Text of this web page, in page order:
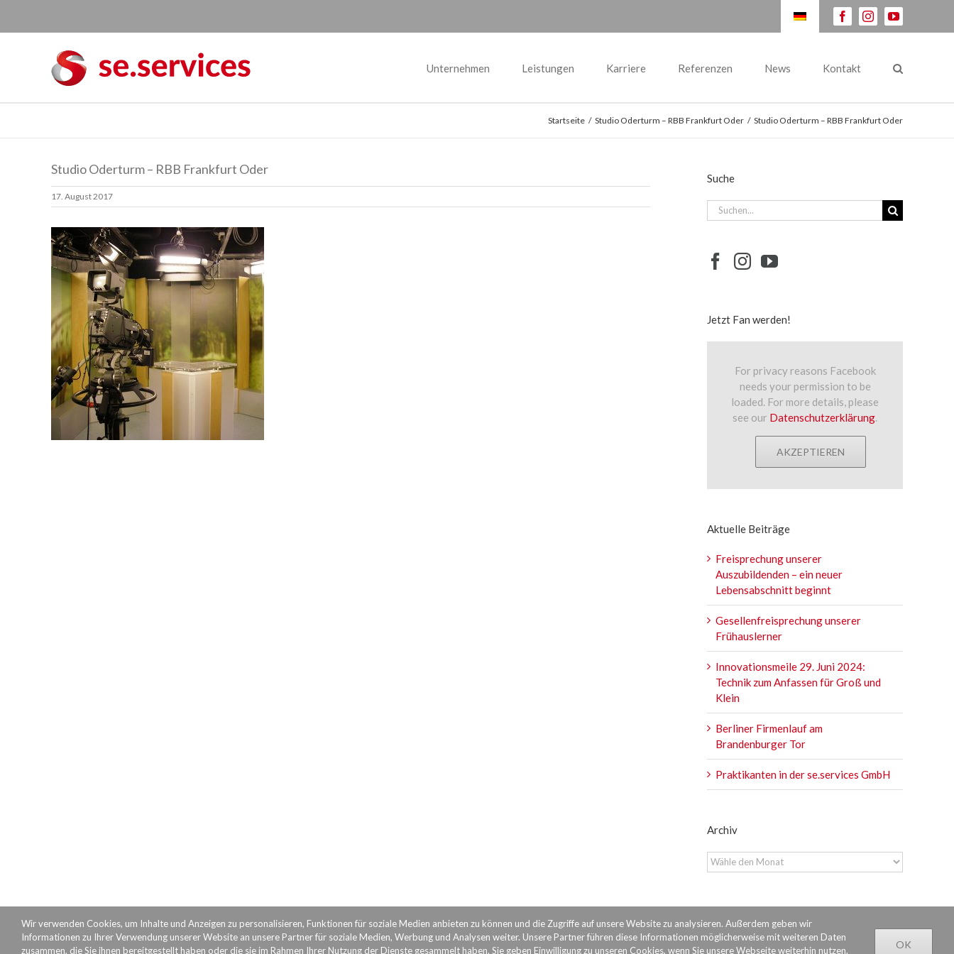
facebookinstagramyoutube
Unternehmen Leistungen Karriere Referenzen News Kontakt
Startseite / Studio Oderturm – RBB Frankfurt Oder / Studio Oderturm – RBB Frankfurt Oder
Studio Oderturm – RBB Frankfurt Oder
17. August 2017
Suche
Suche
nach:
Jetzt Fan werden!
For privacy reasons Facebook
needs your permission to be
loaded. For more details, please
see our Datenschutzerklärung.
AKZEPTIEREN
Aktuelle Beiträge
Freisprechung unserer
Auszubildenden – ein neuer
Lebensabschnitt beginnt
Gesellenfreisprechung unserer
Frühauslerner
Innovationsmeile 29. Juni 2024:
Technik zum Anfassen für Groß und
Klein
Berliner Firmenlauf am
Brandenburger Tor
Praktikanten in der se.services GmbH
Archiv
Archiv
Wir verwenden Cookies, um Inhalte und Anzeigen zu personalisieren, Funktionen für soziale Medien anbieten zu können und die Zugriffe auf unsere Website zu analysieren. Außerdem geben wir
Informationen zu Ihrer Verwendung unserer Website an unsere Partner für soziale Medien, Werbung und Analysen weiter. Unsere Partner führen diese Informationen möglicherweise mit weiteren Daten
zusammen, die Sie ihnen bereitgestellt haben oder die sie im Rahmen Ihrer Nutzung der Dienste gesammelt haben. Sie geben Einwilligung zu unseren Cookies, wenn Sie unsere Webseite weiterhin nutzen.
OK